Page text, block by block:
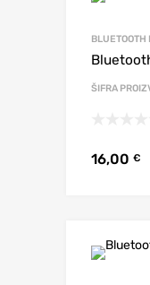
ŠIFRA
16,00 €